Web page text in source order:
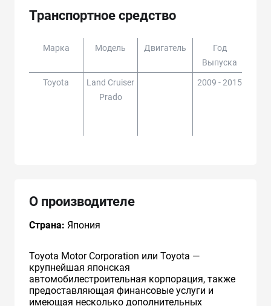
Транспортное средство
Марка Модель Двигатель
Год
Выпуска
Toyota
Land Cruiser
Prado
2009 - 2015
О производителе
Страна: Япония
Toyota Motor Corporation или Toyota —
крупнейшая японская
автомобилестроительная корпорация, также
предоставляющая финансовые услуги и
имеющая несколько дополнительных